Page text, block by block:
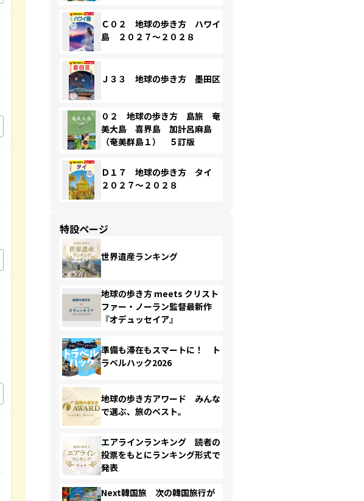
Ｃ０２ 地球の歩き方 ハワイ
島 ２０２７～２０２８
Ｊ３３ 地球の歩き方 墨田区
０２ 地球の歩き方 島旅 奄
美大島 喜界島 加計呂麻島
（奄美群島１） ５訂版
Ｄ１７ 地球の歩き方 タイ
２０２７～２０２８
特設ページ
世界遺産ランキング
地球の歩き方 meets クリスト
ファー・ノーラン監督最新作
『オデュッセイア』
準備も滞在もスマートに！ ト
ラベルハック2026
地球の歩き方アワード みんな
で選ぶ、旅のベスト。
エアラインランキング 読者の
投票をもとにランキング形式で
発表
Next韓国旅 次の韓国旅行が